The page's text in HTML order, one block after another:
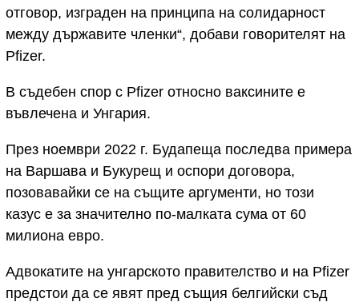
отговор, изграден на принципа на солидарност
между държавите членки“, добави говорителят на
Pfizer.
В съдебен спор с Pfizer относно ваксините е
въвлечена и Унгария.
През ноември 2022 г. Будапеща последва примера
на Варшава и Букурещ и оспори договора,
позовавайки се на същите аргументи, но този
казус е за значително по-малката сума от 60
милиона евро.
Адвокатите на унгарското правителство и на Pfizer
предстои да се явят пред същия белгийски съд